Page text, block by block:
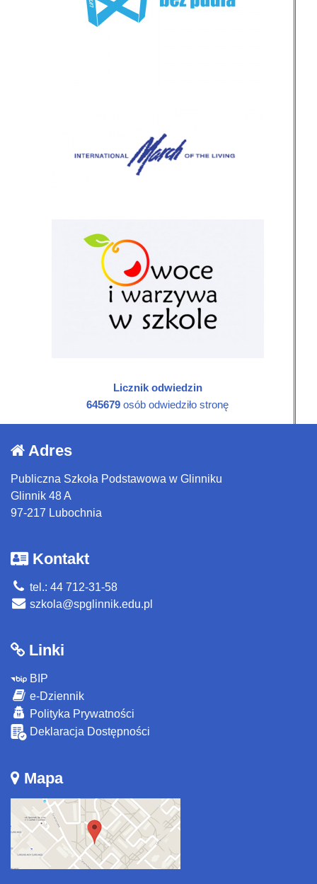
Licznik odwiedzin
645679 osób odwiedziło stronę
Adres
Publiczna Szkoła Podstawowa w Glinniku
Glinnik 48 A
97-217 Lubochnia
Kontakt
tel.: 44 712-31-58
szkola@spglinnik.edu.pl
Linki
BIP
e-Dziennik
Polityka Prywatności
Deklaracja Dostępności
Mapa